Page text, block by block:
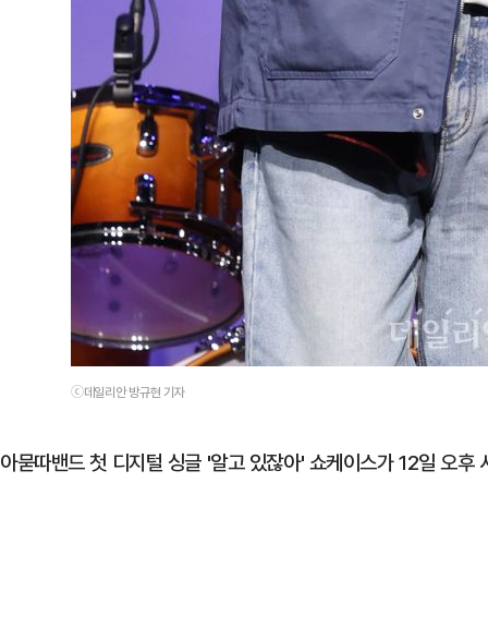
ⓒ데일리안 방규현 기자
아묻따밴드 첫 디지털 싱글 '알고 있잖아' 쇼케이스가 12일 오